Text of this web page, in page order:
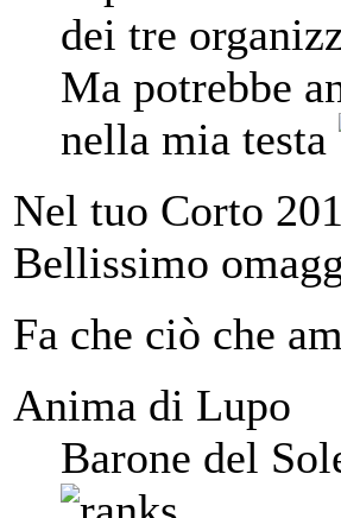
dei tre
Ma potrebbe
nella mia testa
Nel tuo Corto
Bellissimo
Fa che ciò che
Anima di Lupo
Barone del